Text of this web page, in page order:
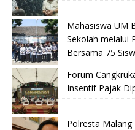
Mahasiswa UM
Sekolah melalui
Bersama 75
Forum
Insentif Pajak
Polresta